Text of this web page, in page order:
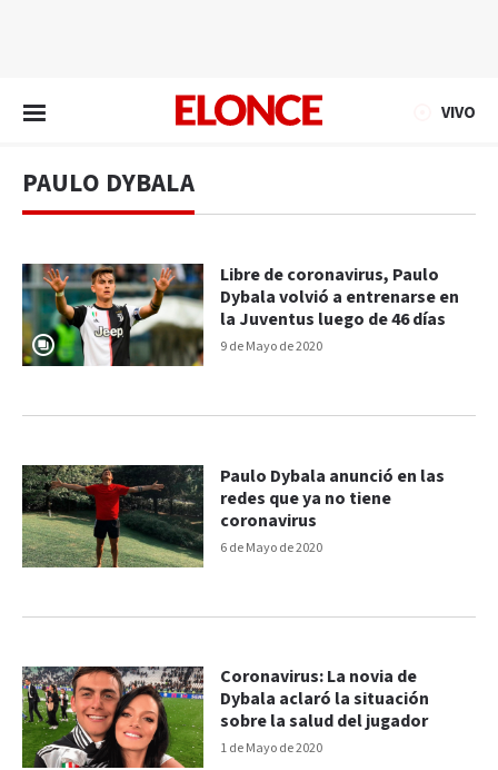
VIVO
PAULO DYBALA
9 de Mayo de 2020
Libre de coronavirus, Paulo
Dybala volvió a entrenarse en
la Juventus luego de 46 días
6 de Mayo de 2020
Paulo Dybala anunció en las
redes que ya no tiene
coronavirus
1 de Mayo de 2020
Coronavirus: La novia de
Dybala aclaró la situación
sobre la salud del jugador